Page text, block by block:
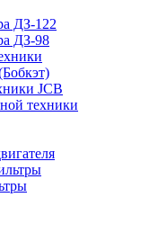
ДЗ-122
ДЗ-98
JCB
техники